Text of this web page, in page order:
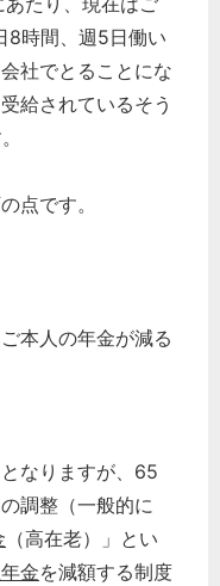
8時間、週5日働い
社でとることにな
給されているそう
点です。
本人の年金が減る
なりますが、65
調整（一般的に
（高在老）」とい
金を減額する制度